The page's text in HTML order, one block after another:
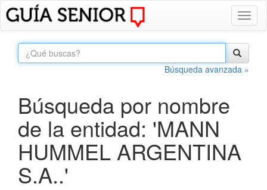
Búsqueda avanzada »
Búsqueda por nombre
de la entidad: 'MANN
HUMMEL ARGENTINA
S.A..'